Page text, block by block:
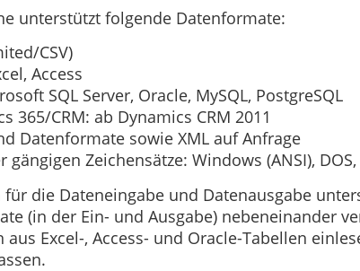
unterstützt folgende Datenformate:
CSV)
Access
SQL Server, Oracle, MySQL, PostgreSQL
365/CRM: ab Dynamics CRM 2011
Datenformate sowie XML auf Anfrage
Zeichensätze: Windows (ANSI), DOS,
die Dateneingabe und Datenausgabe
(in der Ein- und Ausgabe) nebeneinander
aus Excel-, Access- und Oracle-Tabellen